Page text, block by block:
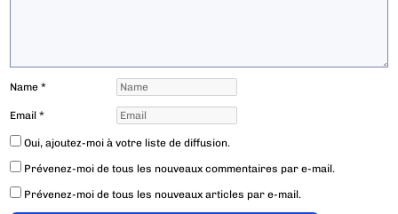
Name*
Email*
Oui, ajoutez-moi à votre liste de diffusion.
Prévenez-moi de tous les nouveaux commentaires par e-mail.
Prévenez-moi de tous les nouveaux articles par e-mail.